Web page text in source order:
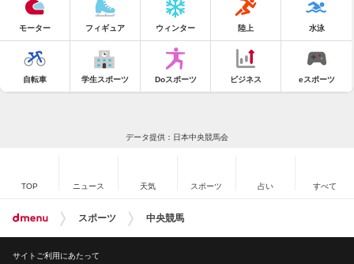
モーター フィギュア ウィンター 陸上 水泳
自転車 学生スポーツ Doスポーツ ビジネス eスポーツ
データ提供：日本中央競馬会
TOP ニュース 天気 スポーツ 占い すべて
スポーツ 中央競馬
サイトご利用にあたって